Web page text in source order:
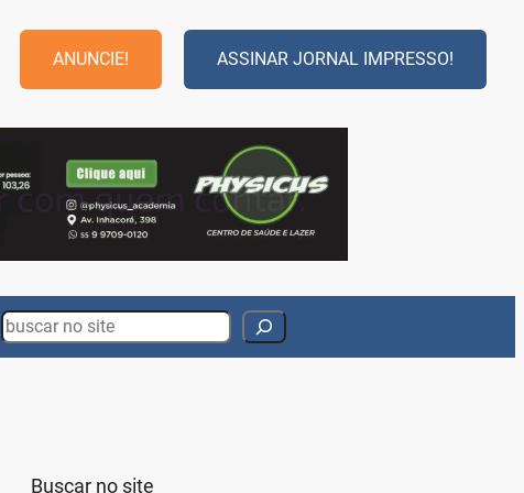
ANUNCIE! ASSINAR JORNAL IMPRESSO!
Search
Buscar no site